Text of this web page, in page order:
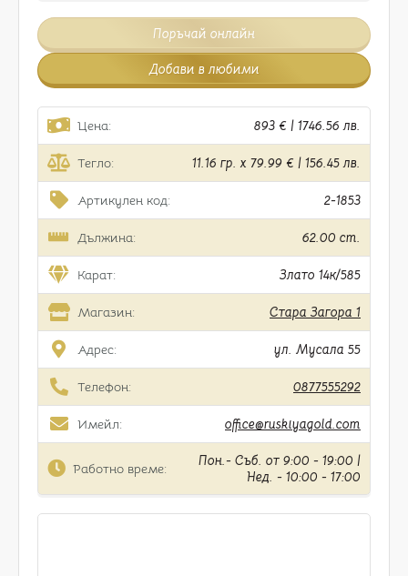
Поръчай онлайн
Добави в любими
Цена: 893 € | 1746.56 лв.
Тегло: 11.16 гр. x 79.99 € | 156.45 лв.
Артикулен код: 2-1853
Дължина: 62.00 cm.
Карат: Злато 14к/585
Магазин: Стара Загора 1
Адрес: ул. Мусала 55
Телефон: 0877555292
Имейл: office@ruskiyagold.com
Работно време:
Пон.- Съб. от 9:00 - 19:00 |
Нед. - 10:00 - 17:00